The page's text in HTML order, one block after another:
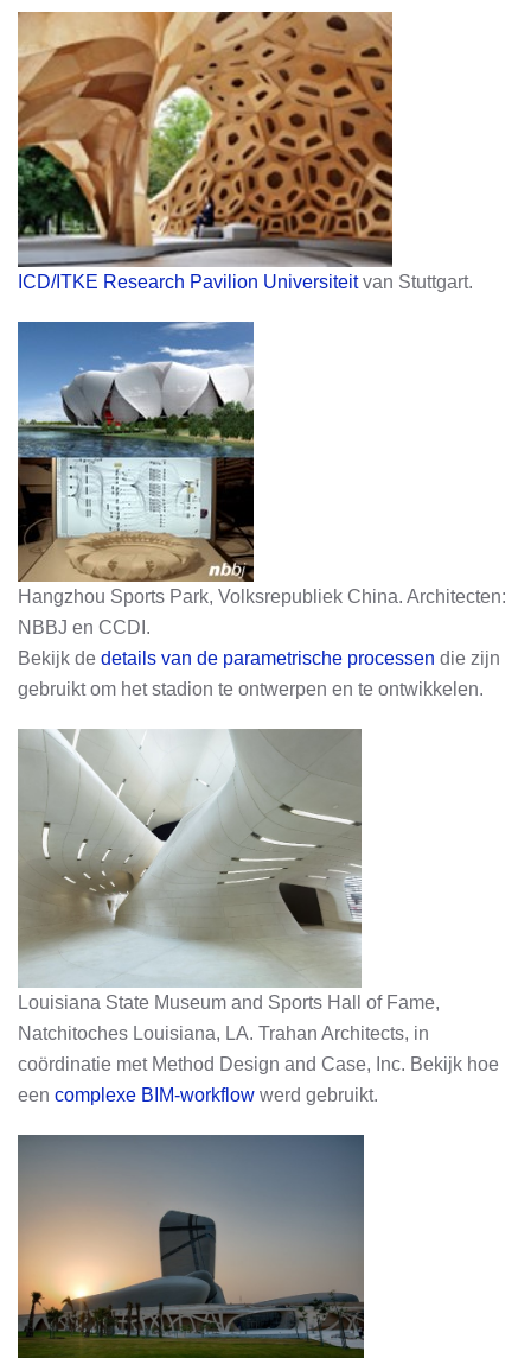
ICD/ITKE Research Pavilion Universiteitvan Stuttgart.
Hangzhou Sports Park, Volksrepubliek China. Architecten:
NBBJ en CCDI.
Bekijk de details van de parametrische processen die zijn
gebruikt om het stadion te ontwerpen en te ontwikkelen.
Louisiana State Museum and Sports Hall of Fame,
Natchitoches Louisiana, LA. Trahan Architects, in
coördinatie met Method Design and Case, Inc. Bekijk hoe
een complexe BIM-workflow werd gebruikt.